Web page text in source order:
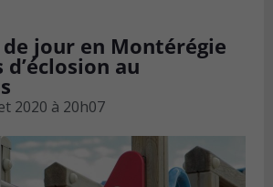
de jour en Montérégie
au
2020 à 20h07